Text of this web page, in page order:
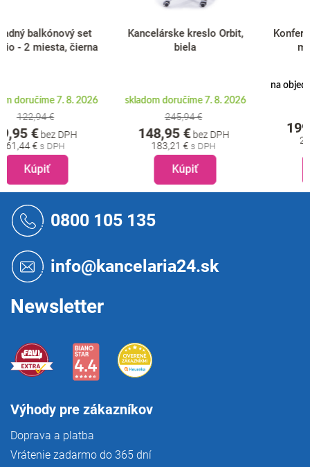
Kancelárske kreslo Orbit,
biela
skladom doručíme 7. 8. 2026
183,21 €
148,95 €
Konferenčný stolík Plagia,
mramor / orech
na objednávku doručíme do 8.
10. 2026
245,94 €
199,95 €
0800 105 135
info@kancelaria24.sk
Newsletter
Výhody pre zákazníkov
Doprava a platba
Vrátenie zadarmo do 365 dní